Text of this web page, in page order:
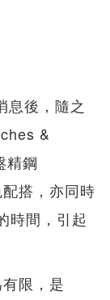
息後，隨之
&
精鋼
搭，亦同時
時間，引起
限，是